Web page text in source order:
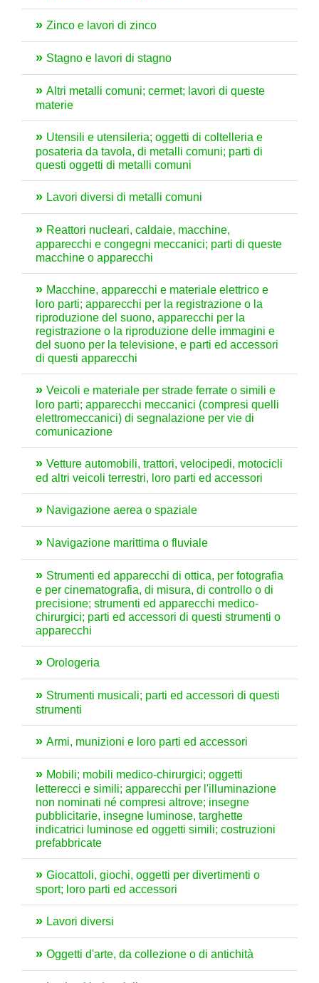
Zinco e lavori di zinco
Stagno e lavori di stagno
Altri metalli comuni; cermet; lavori di queste
materie
Utensili e utensileria; oggetti di coltelleria e
posateria da tavola, di metalli comuni; parti di
questi oggetti di metalli comuni
Lavori diversi di metalli comuni
Reattori nucleari, caldaie, macchine,
apparecchi e congegni meccanici; parti di queste
macchine o apparecchi
Macchine, apparecchi e materiale elettrico e
loro parti; apparecchi per la registrazione o la
riproduzione del suono, apparecchi per la
registrazione o la riproduzione delle immagini e
del suono per la televisione, e parti ed accessori
di questi apparecchi
Veicoli e materiale per strade ferrate o simili e
loro parti; apparecchi meccanici (compresi quelli
elettromeccanici) di segnalazione per vie di
comunicazione
Vetture automobili, trattori, velocipedi, motocicli
ed altri veicoli terrestri, loro parti ed accessori
Navigazione aerea o spaziale
Navigazione marittima o fluviale
Strumenti ed apparecchi di ottica, per fotografia
e per cinematografia, di misura, di controllo o di
precisione; strumenti ed apparecchi medico-
chirurgici; parti ed accessori di questi strumenti o
apparecchi
Orologeria
Strumenti musicali; parti ed accessori di questi
strumenti
Armi, munizioni e loro parti ed accessori
Mobili; mobili medico-chirurgici; oggetti
letterecci e simili; apparecchi per l'illuminazione
non nominati né compresi altrove; insegne
pubblicitarie, insegne luminose, targhette
indicatrici luminose ed oggetti simili; costruzioni
prefabbricate
Giocattoli, giochi, oggetti per divertimenti o
sport; loro parti ed accessori
Lavori diversi
Oggetti d'arte, da collezione o di antichità